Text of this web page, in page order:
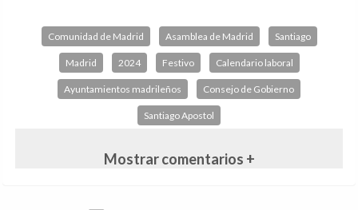
Comunidad de Madrid Asamblea de Madrid Santiago
Madrid 2024 Festivo Calendario laboral
Ayuntamientos madrileños Consejo de Gobierno
Santiago Apostol
Mostrar comentarios +